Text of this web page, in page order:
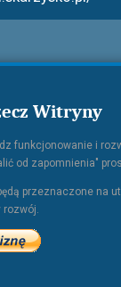
Witryny
funkcjonowanie i
od zapomnienia"
przeznaczone na
rozwój.